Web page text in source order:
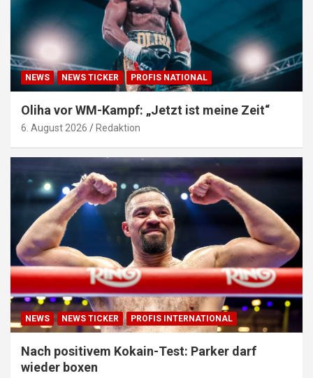
NEWS NEWS TICKER PROFIS NATIONAL
Oliha vor WM-Kampf: „Jetzt ist meine Zeit“
6. August 2026 Redaktion
NEWS NEWS TICKER PROFIS INTERNATIONAL
Nach positivem Kokain-Test: Parker darf
wieder boxen